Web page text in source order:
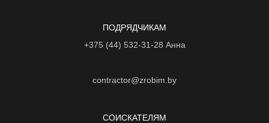
ПОДРЯДЧИКАМ
+375 (44) 532-31-28 Анна
contractor@zrobim.by
СОИСКАТЕЛЯМ